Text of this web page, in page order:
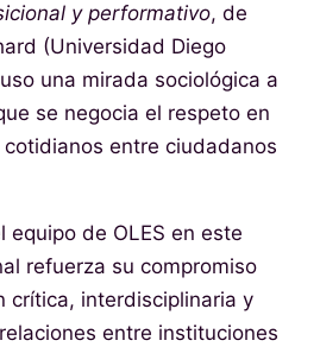
y performativo, de
(Universidad Diego
una mirada sociológica a
se negocia el respeto en
entre ciudadanos
equipo de OLES en este
refuerza su compromiso
crítica, interdisciplinaria y
entre instituciones